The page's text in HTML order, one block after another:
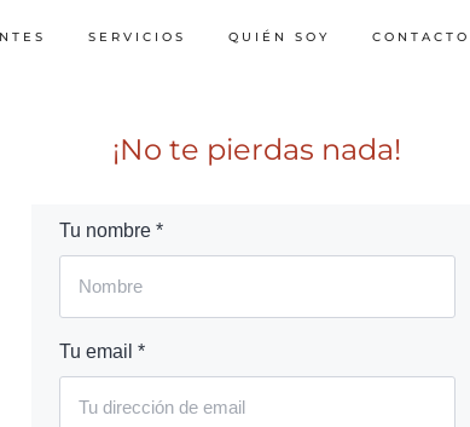
SERVICIOS QUIÉN SOY CONTACTO
¡No te pierdas nada!
Tu nombre *
Tu email *